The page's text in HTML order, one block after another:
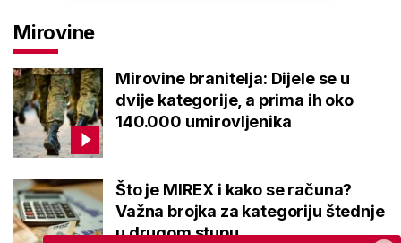
Mirovine
Mirovine branitelja: Dijele se u
dvije kategorije, a prima ih oko
140.000 umirovljenika
Što je MIREX i kako se računa?
Važna brojka za kategoriju štednje
u drugom stupu